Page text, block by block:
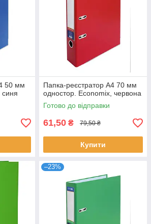
50 мм
синя
Папка-реєстратор А4 70 мм
одностор. Economix, червона
Готово до відправки
61,50 ₴ 79,50 ₴
Купити
–23%